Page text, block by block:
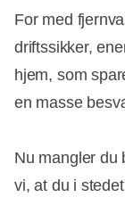
For med
driftssikker,
hjem, som
en masse
Nu mangler du
vi, at du i